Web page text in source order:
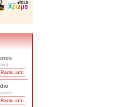
Radio info
Radio info